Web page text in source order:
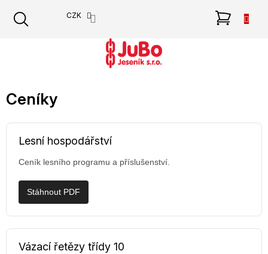
obsah
CZK
Ceníky
Lesní hospodářství
Ceník lesního programu a příslušenství.
Stáhnout PDF
Vázací řetězy třídy 10